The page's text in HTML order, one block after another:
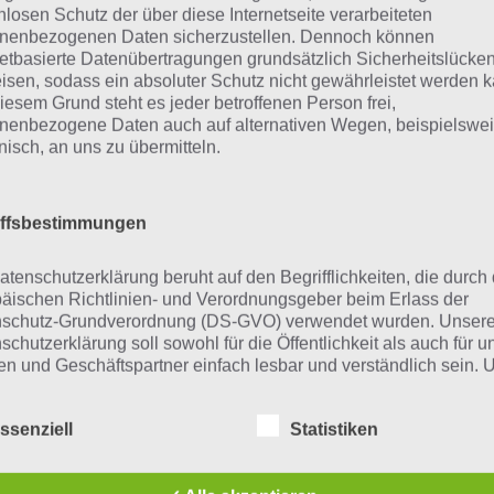
für iPhone,
Touch
Schutz der über diese Internetseite verarbeiteten
Daten sicherzustellen. Dennoch können
Datenübertragungen grundsätzlich Sicherheitslücken
sodass ein absoluter Schutz nicht gewährleistet werden
Grund steht es jeder betroffenen Person frei,
Daten auch auf alternativen Wegen,
an uns zu übermitteln.
beruht auf den Begrifflichkeiten, die durch
Richtlinien- und Verordnungsgeber beim Erlass der
Grundverordnung (DS-GVO) verwendet wurden. Unsere
soll sowohl für die Öffentlichkeit als auch für
und Geschäftspartner einfach lesbar und verständlich sein.
Begriffe:
Statistiken